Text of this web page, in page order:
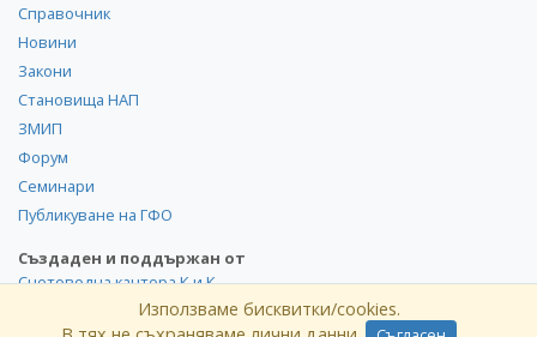
Справочник
Новини
Закони
Становища НАП
ЗМИП
Форум
Семинари
Публикуване на ГФО
Създаден и поддържан от
Счетоводна кантора К и К
Използваме бисквитки/cookies.